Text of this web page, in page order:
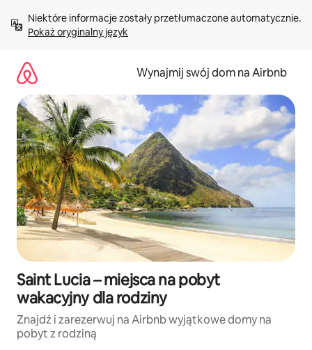
treści Pokaż oryginalny język
Wynajmij swój dom na Airbnb
Saint Lucia – miejsca na pobyt
wakacyjny dla rodziny
Znajdź i zarezerwuj na Airbnb wyjątkowe domy na
pobyt z rodziną